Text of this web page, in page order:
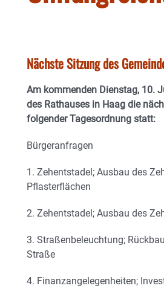
Nächste Sitzung des
Am kommenden Dienstag, 10.
des Rathauses in Haag die
folgender Tagesordnung statt:
Bürgeranfragen
1. Zehentstadel; Ausbau des
Pflasterflächen
2. Zehentstadel; Ausbau des
3. Straßenbeleuchtung;
Straße
4. Finanzangelegenheiten;